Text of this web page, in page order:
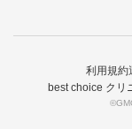
利用規約
best choice クリ